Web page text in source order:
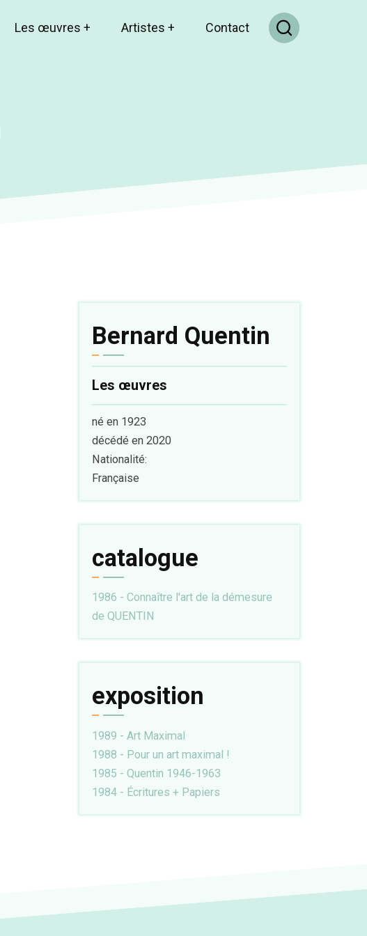
Les œuvres + Artistes + Contact
Bernard Quentin
Les œuvres
né en 1923
décédé en 2020
Nationalité:
Française
catalogue
1986 - Connaître l'art de la démesure
de QUENTIN
exposition
1989 - Art Maximal
1988 - Pour un art maximal !
1985 - Quentin 1946-1963
1984 - Écritures + Papiers